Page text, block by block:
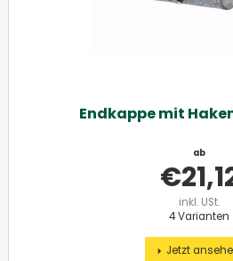
Endkappe mit
ab
€
inkl. USt.
4 Varianten
Jetzt